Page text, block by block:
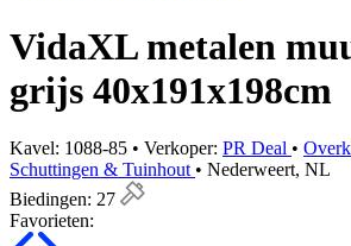
VidaXL metalen
grijs 40x191x198cm
Kavel: 1088-85 • Verkoper: PR Deal •
Schuttingen & Tuinhout • Nederweert, NL
Biedingen: 27
Favorieten: